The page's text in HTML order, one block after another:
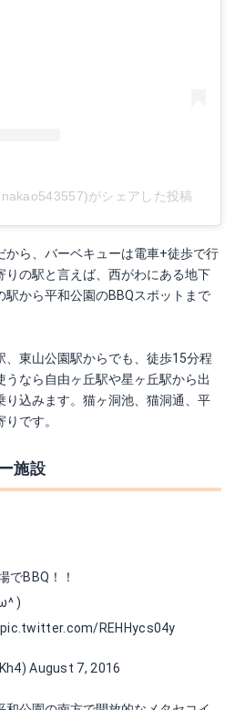
がシェアした投稿
から、バーベキューは電車+徒歩で行
りの駅と言えば、西がわにある地下
から平和公園のBBQスポットまで
、東山公園駅からでも、徒歩15分程
うなら自由ヶ丘駅や星ヶ丘駅から出
り込みます。猫ヶ洞池、猫洞通、平
です。
施設
でBBQ！！
)
pic.twitter.com/REHHycs04y
August 7, 2016